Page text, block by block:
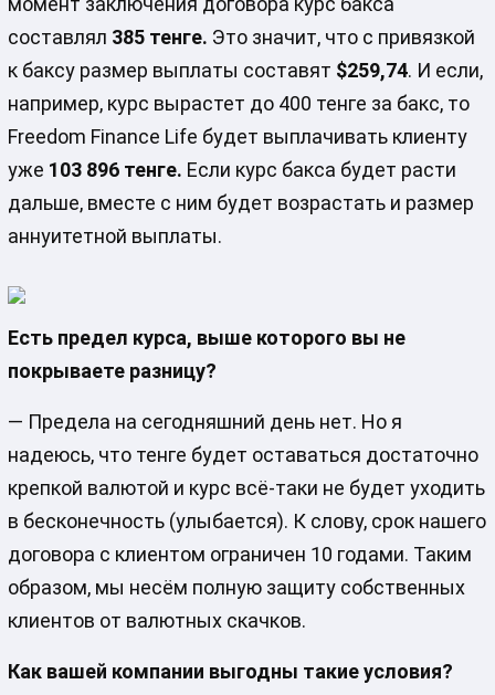
составлял 385 тенге. Это значит, что с привязкой
к баксу размер выплаты составят $259,74. И если,
например, курс вырастет до 400 тенге за бакс, то
Freedom Finance Life будет выплачивать клиенту
уже 103 896 тенге. Если курс бакса будет расти
дальше, вместе с ним будет возрастать и размер
аннуитетной выплаты.
Есть предел курса, выше которого вы не
покрываете разницу?
— Предела на сегодняшний день нет. Но я
надеюсь, что тенге будет оставаться достаточно
крепкой валютой и курс всё-таки не будет уходить
в бесконечность (улыбается). К слову, срок нашего
договора с клиентом ограничен 10 годами. Таким
образом, мы несём полную защиту собственных
клиентов от валютных скачков.
Как вашей компании выгодны такие условия?